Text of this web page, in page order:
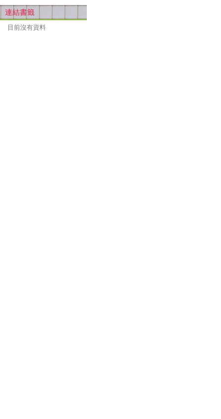
連結書籤
目前沒有資料